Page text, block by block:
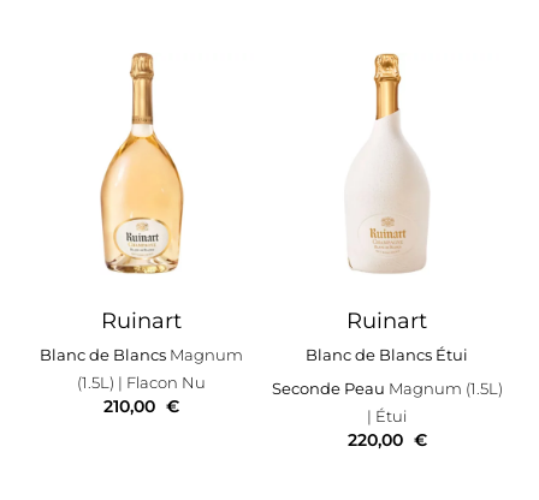
Ruinart
Blanc de Blancs Magnum
(1.5L) | Flacon Nu
210,00 €
Ruinart
Blanc de Blancs Étui
Seconde Peau Magnum (1.5L)
| Étui
220,00 €